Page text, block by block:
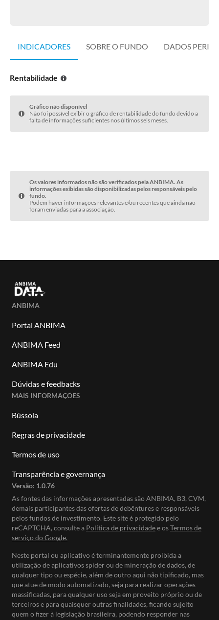
INDICADORES SOBRE O FUNDO DADOS
Rentabilidade
Gráfico não disponível
Não foi possível exibir o gráfico de rentabilidade do fundo devido a
falta de informações suficientes nos últimos seis meses.
Os valores informados não são verificados pela ANBIMA. As
informações exibidas são disponibilizadas pelos responsáveis pelo
fundo.
Podem haver informações relevantes e/ou recentes que ainda não
foram enviadas para a associação.
ANBIMA
Portal ANBIMA
ANBIMA Feed
ANBIMA Edu
Dúvidas e feedbacks
MAIS INFORMAÇÕES
Bússola
Regras de privacidade
Termos de uso
Transparência e governança
Versão: 1.0.76
As fontes das informações apresentadas são ANBIMA, B3, CVM,
demais participantes das ofertas de debêntures e responsáveis
pelos fundos de investimento. Este site é protegido pelo
reCAPTCHA, consulte a Política de privacidadee osTermos de
serviço do Google.
Neste portal ou aplicativo é terminantemente proibida a
utilização de aplicativos spider ou de mineração de dados, de
qualquer tipo ou espécie, além de outro aqui não tipificado, mas
que atue de modo automatizado, seja para realizar operações
massificadas, para qualquer uso seja em proveito próprio ou de
terceiros e para quaisquer outras finalidades, ficando sujeito
quem o fizer à legislação brasileira, podendo responder nas